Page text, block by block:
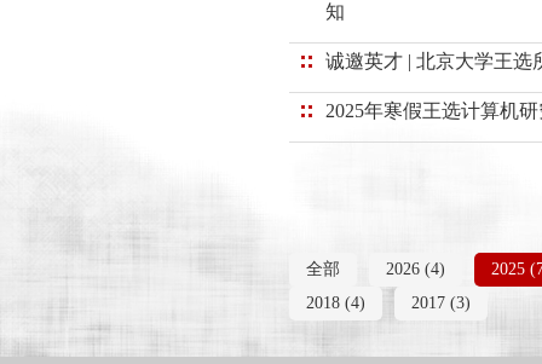
知
诚邀英才 | 北京大学王选
2025年寒假王选计算机
全部 2026 (4)
2025
2018 (4)
2017 (3)